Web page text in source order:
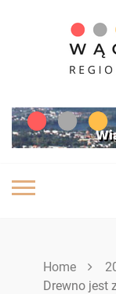
Home
Drewno jest